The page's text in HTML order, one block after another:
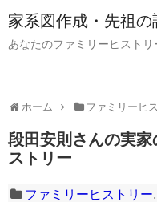
家系図作成・先祖
あなたのファミリーヒスト
ホーム ファミリーヒ
段田安則さんの実
ストリー
ファミリーヒストリー,